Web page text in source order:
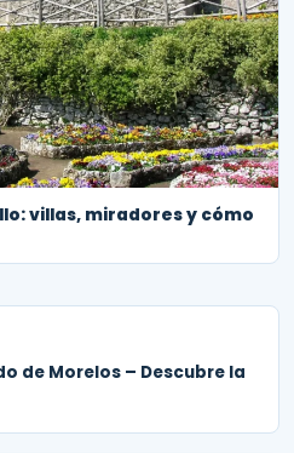
villas, miradores y cómo
de Morelos – Descubre la